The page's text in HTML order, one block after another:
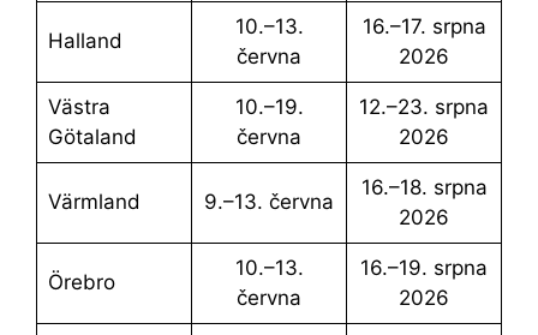
Halland
10.–13.
června
16.–17. srpna
2026
Västra
Götaland
10.–19.
června
12.–23. srpna
2026
Värmland 9.–13. června
16.–18. srpna
2026
Örebro
10.–13.
června
16.–19. srpna
2026